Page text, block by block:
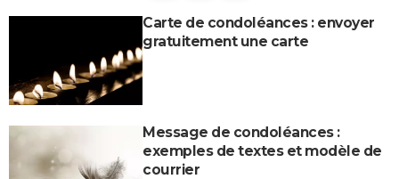
Carte de condoléances : envoyer
gratuitement une carte
Message de condoléances :
exemples de textes et modèle de
courrier